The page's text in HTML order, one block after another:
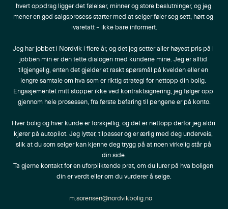
hvert oppdrag ligger det følelser, minner og store beslutninger, og jeg
mener en god salgsprosess starter med at selger føler seg sett, hørt og
ivaretatt – ikke bare informert.
Jeg har jobbet i Nordvik i flere år, og det jeg setter aller høyest pris på i
jobben min er den tette dialogen med kundene mine. Jeg er alltid
tilgjengelig, enten det gjelder et raskt spørsmål på kvelden eller en
lengre samtale om hva som er riktig strategi for nettopp din bolig.
Engasjementet mitt stopper ikke ved kontraktsignering, jeg følger opp
gjennom hele prosessen, fra første befaring til pengene er på konto.
Hver bolig og hver kunde er forskjellig, og det er nettopp derfor jeg aldri
kjører på autopilot. Jeg lytter, tilpasser og er ærlig med deg underveis,
slik at du som selger kan kjenne deg trygg på at noen virkelig står på
din side.
Ta gjerne kontakt for en uforpliktende prat, om du lurer på hva boligen
din er verdt eller om du vurderer å selge.
m.sorensen@nordvikbolig.no